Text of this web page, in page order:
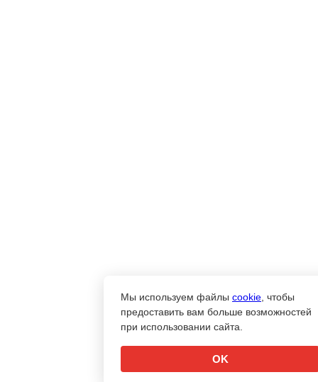
Мы используем файлы cookie , чтобы
предоставить вам больше возможностей
при использовании сайта.
OK